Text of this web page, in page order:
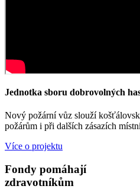
Jednotka sboru dobrovolných
Nový požární vůz slouží
požárům i při dalších zásazích
Více o projektu
Fondy pomáhají
zdravotníkům